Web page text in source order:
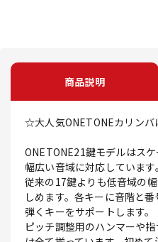
商品説明
☆大人気ONETONEカリン
ONETONE21鍵モデルはス
幅広い音域に対応しています。
従来の17鍵よりも低音域の
しめます。各キーに音階と
弾くキーをサポートします。
ピッチ調整用のハンマーや